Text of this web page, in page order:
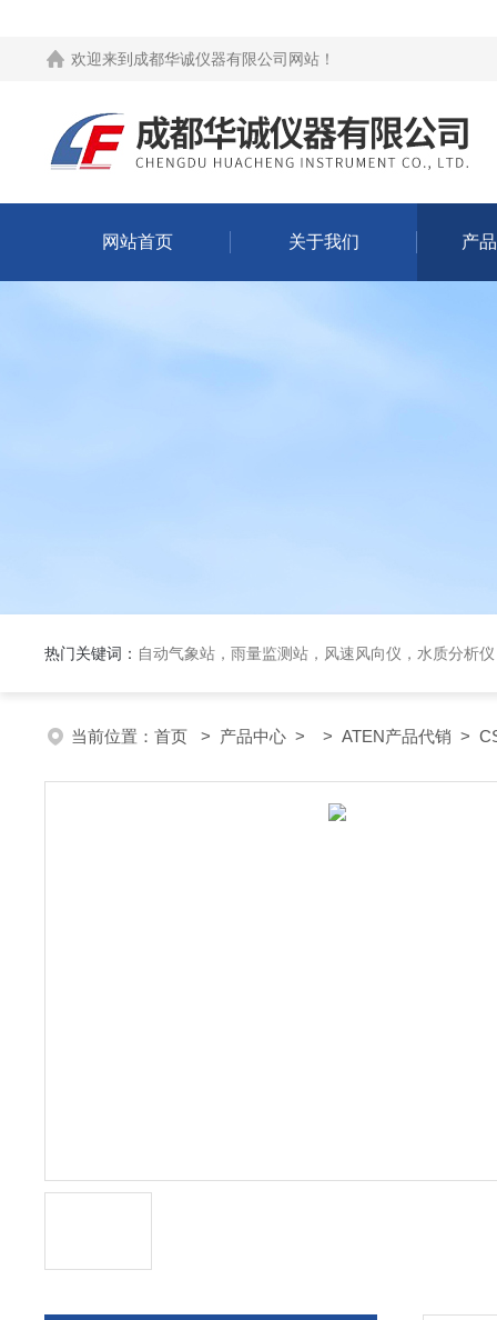
欢迎来到 成都华诚仪器有限公司网站 ！
网站首页 关于我们 产
热门关键词： 自动气象站，雨量监测站，风速风向仪，水质分析
当前位置： 首页 > 产品中心 > > ATEN产品代销 >